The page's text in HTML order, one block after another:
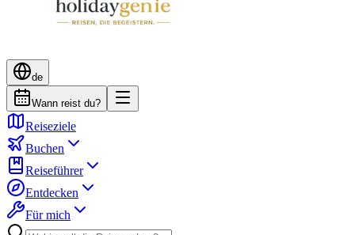
de
Wann reist du?
Reiseziele
Buchen
Reiseführer
Entdecken
Für mich